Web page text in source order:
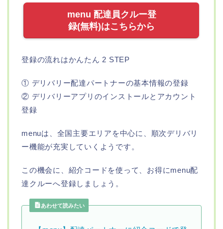
menu 配達員クルー登
録(無料)はこちらから
登録の流れはかんたん 2 STEP
① デリバリー配達パートナーの基本情報の登録
② デリバリーアプリのインストールとアカウント
登録
menuは、全国主要エリアを中心に、順次デリバリ
ー機能が充実していくようです。
この機会に、紹介コードを使って、お得にmenu配
達クルーへ登録しましょう。
あわせて読みたい